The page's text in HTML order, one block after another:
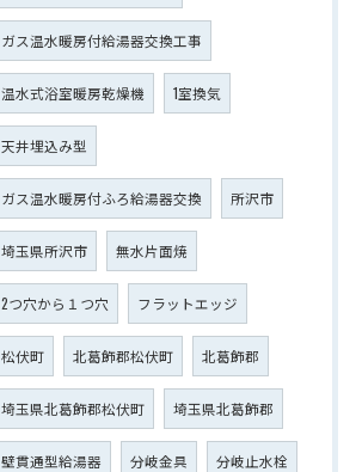
ガス温水暖房付給湯器交換工事
温水式浴室暖房乾燥機 1室換気
天井埋込み型
ガス温水暖房付ふろ給湯器交換 所沢市
埼玉県所沢市 無水片面焼
2つ穴から１つ穴 フラットエッジ
松伏町 北葛飾郡松伏町 北葛飾郡
埼玉県北葛飾郡松伏町 埼玉県北葛飾郡
壁貫通型給湯器 分岐金具 分岐止水栓